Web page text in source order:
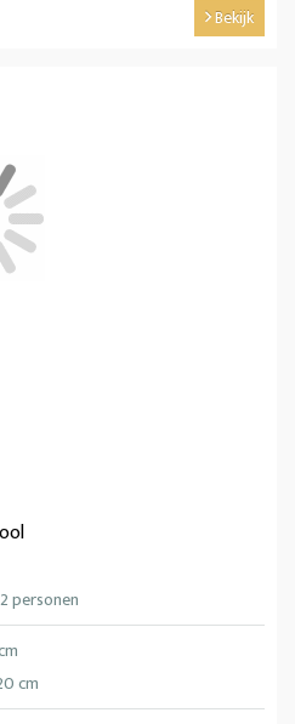
Bekijk
personen
cm